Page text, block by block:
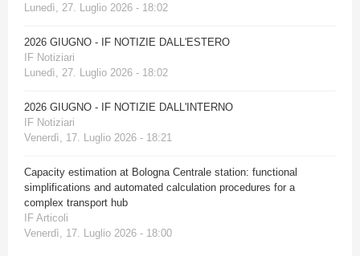
Lunedì, 27. Luglio 2026 - 18:02
2026 GIUGNO - IF NOTIZIE DALL'ESTERO
IF Notiziari
Lunedì, 27. Luglio 2026 - 18:02
2026 GIUGNO - IF NOTIZIE DALL'INTERNO
IF Notiziari
Venerdì, 17. Luglio 2026 - 18:21
Capacity estimation at Bologna Centrale station: functional
simplifications and automated calculation procedures for a
complex transport hub
IF Articoli
Venerdì, 17. Luglio 2026 - 18:00